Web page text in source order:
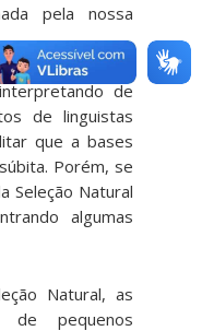
pela nossa
de
de linguistas
que a bases
Porém, se
Seleção Natural
algumas
Natural, as
de pequenos